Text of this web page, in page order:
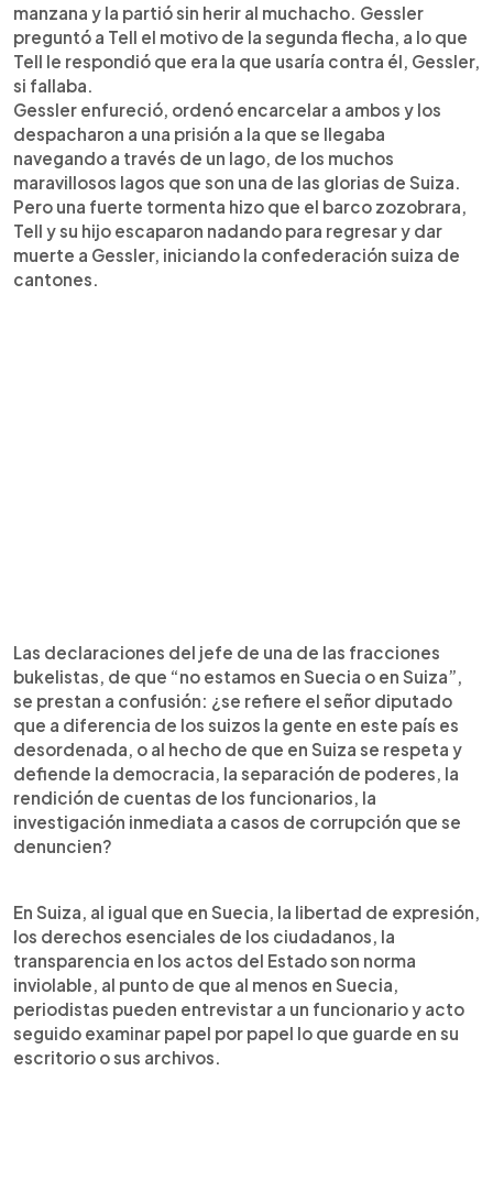
manzana y la partió sin herir al muchacho. Gessler
preguntó a Tell el motivo de la segunda flecha, a lo que
Tell le respondió que era la que usaría contra él, Gessler,
si fallaba.
Gessler enfureció, ordenó encarcelar a ambos y los
despacharon a una prisión a la que se llegaba
navegando a través de un lago, de los muchos
maravillosos lagos que son una de las glorias de Suiza.
Pero una fuerte tormenta hizo que el barco zozobrara,
Tell y su hijo escaparon nadando para regresar y dar
muerte a Gessler, iniciando la confederación suiza de
cantones.
Las declaraciones del jefe de una de las fracciones
bukelistas, de que “no estamos en Suecia o en Suiza”,
se prestan a confusión: ¿se refiere el señor diputado
que a diferencia de los suizos la gente en este país es
desordenada, o al hecho de que en Suiza se respeta y
defiende la democracia, la separación de poderes, la
rendición de cuentas de los funcionarios, la
investigación inmediata a casos de corrupción que se
denuncien?
En Suiza, al igual que en Suecia, la libertad de expresión,
los derechos esenciales de los ciudadanos, la
transparencia en los actos del Estado son norma
inviolable, al punto de que al menos en Suecia,
periodistas pueden entrevistar a un funcionario y acto
seguido examinar papel por papel lo que guarde en su
escritorio o sus archivos.